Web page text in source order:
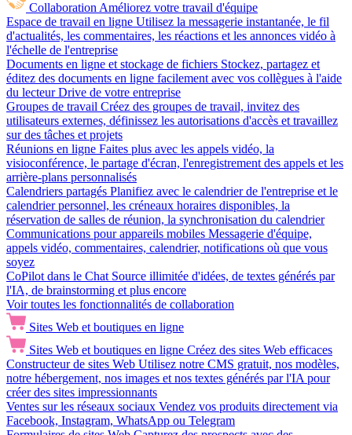
Collaboration Améliorez votre travail d'équipe
Espace de travail en ligne Utilisez la messagerie instantanée, le fil
d'actualités, les commentaires, les réactions et les annonces vidéo à
l'échelle de l'entreprise
Documents en ligne et stockage de fichiers Stockez, partagez et
éditez des documents en ligne facilement avec vos collègues à l'aide
du lecteur Drive de votre entreprise
Groupes de travail Créez des groupes de travail, invitez des
utilisateurs externes, définissez les autorisations d'accès et travaillez
sur des tâches et projets
Réunions en ligne Faites plus avec les appels vidéo, la
visioconférence, le partage d'écran, l'enregistrement des appels et les
arrière-plans personnalisés
Calendriers partagés Planifiez avec le calendrier de l'entreprise et le
calendrier personnel, les créneaux horaires disponibles, la
réservation de salles de réunion, la synchronisation du calendrier
Communications pour appareils mobiles Messagerie d'équipe,
appels vidéo, commentaires, calendrier, notifications où que vous
soyez
CoPilot dans le Chat Source illimitée d'idées, de textes générés par
l'IA, de brainstorming et plus encore
Voir toutes les fonctionnalités de collaboration
Sites Web et boutiques en ligne
Sites Web et boutiques en ligne Créez des sites Web efficaces
Constructeur de sites Web Utilisez notre CMS gratuit, nos modèles,
notre hébergement, nos images et nos textes générés par l'IA pour
créer des sites impressionnants
Ventes sur les réseaux sociaux Vendez vos produits directement via
Facebook, Instagram, WhatsApp ou Telegram